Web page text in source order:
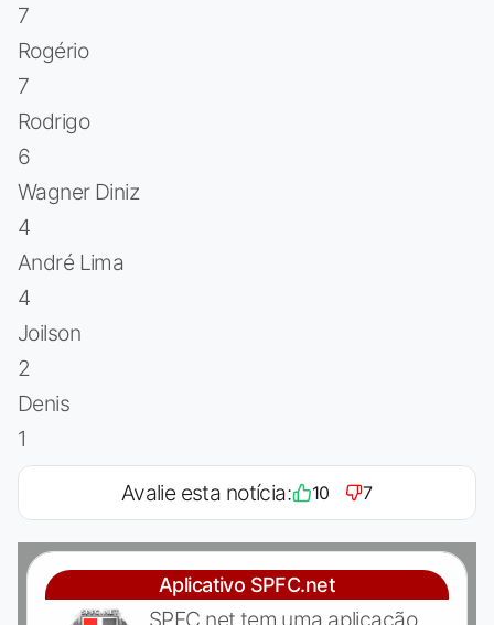
7
Rogério
7
Rodrigo
6
Wagner Diniz
4
André Lima
4
Joilson
2
Denis
1
Avalie esta notícia: 10 7
Aplicativo SPFC.net
SPFC.net tem uma aplicação